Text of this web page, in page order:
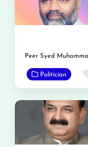
Politician